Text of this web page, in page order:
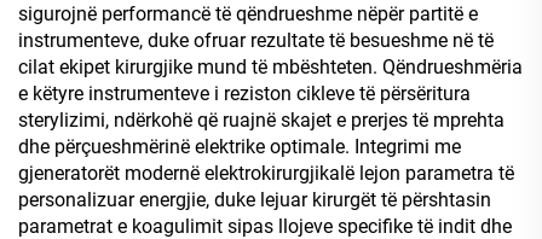
sigurojnë performancë të qëndrueshme nëpër partitë e
instrumenteve, duke ofruar rezultate të besueshme në të
cilat ekipet kirurgjike mund të mbështeten. Qëndrueshmëria
e këtyre instrumenteve i reziston cikleve të përsëritura
sterylizimi, ndërkohë që ruajnë skajet e prerjes të mprehta
dhe përçueshmërinë elektrike optimale. Integrimi me
gjeneratorët modernë elektrokirurgjikalë lejon parametra të
personalizuar energjie, duke lejuar kirurgët të përshtasin
parametrat e koagulimit sipas llojeve specifike të indit dhe